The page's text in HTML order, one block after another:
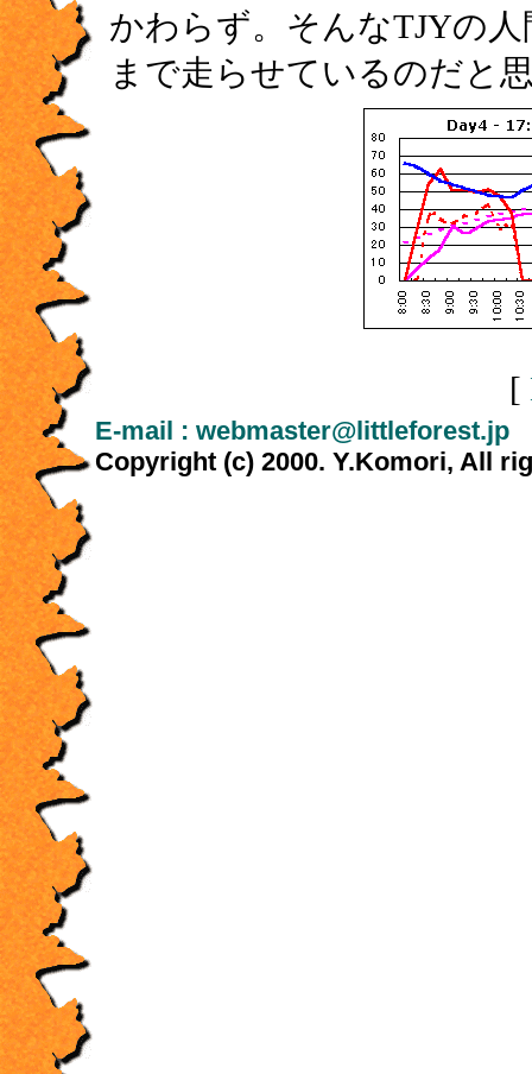
かわらず。そんなTJYの
まで走らせているのだと
[
E-mail : webmaster@littleforest.jp
Copyright (c) 2000. Y.Komori, All